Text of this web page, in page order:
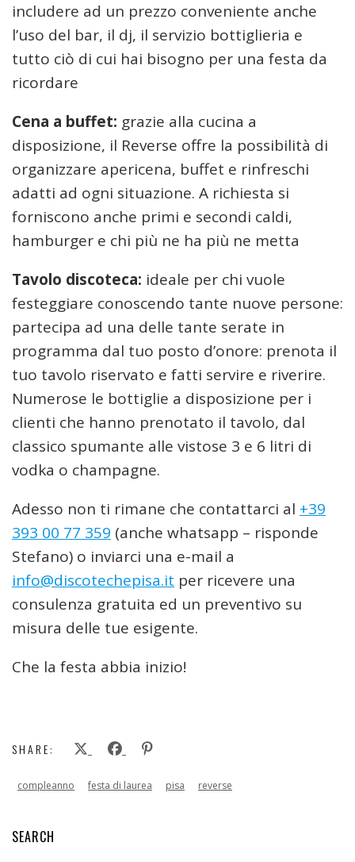
includere ad un prezzo conveniente anche
l’uso del bar, il dj, il servizio bottiglieria e
tutto ciò di cui hai bisogno per una festa da
ricordare
Cena a buffet: grazie alla cucina a
disposizione, il Reverse offre la possibilità di
organizzare apericena, buffet e rinfreschi
adatti ad ogni situazione. A richiesta si
forniscono anche primi e secondi caldi,
hamburger e chi più ne ha più ne metta
Tavolo discoteca: ideale per chi vuole
festeggiare conoscendo tante nuove persone:
partecipa ad una delle tante serate in
programma dal tuo posto d’onore: prenota il
tuo tavolo riservato e fatti servire e riverire.
Numerose le bottiglie a disposizione per i
clienti che hanno prenotato il tavolo, dal
classico spumante alle vistose 3 e 6 litri di
vodka o champagne.
Adesso non ti rimane che contattarci al +39
393 00 77 359 (anche whatsapp – risponde
Stefano) o inviarci una e-mail a
info@discotechepisa.it per ricevere una
consulenza gratuita ed un preventivo su
misura delle tue esigente.
Che la festa abbia inizio!
SHARE:
compleanno festa di laurea pisa reverse
SEARCH